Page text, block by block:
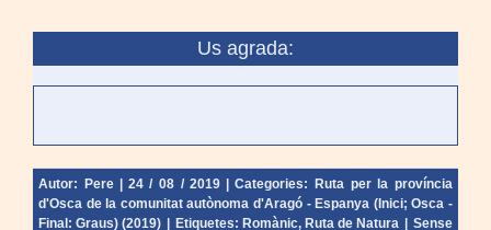
Us agrada:
Autor: Pere | 24 / 08 / 2019 | Categories:Ruta per la província
d'Osca de la comunitat autònoma d'Aragó - Espanya (Inici; Osca -
Final: Graus) (2019) | Etiquetes: Romànic, Ruta de Natura | Sense